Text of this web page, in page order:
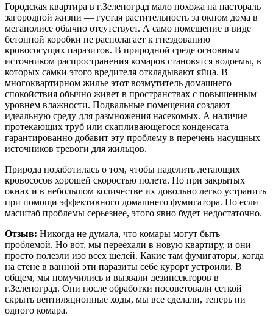
Городская квартира в г.Зеленоград мало похожа на пастораль
загородной жизни — густая растительность за окном дома в
мегаполисе обычно отсутствует. А само помещение в виде
бетонной коробки не располагает к гнездованию
кровососущих паразитов. В природной среде основным
источником распространения комаров становятся водоемы, в
которых самки этого вредителя откладывают яйца. В
многоквартирном жилье этот возмутитель домашнего
спокойствия обычно живет в пространствах с повышенным
уровнем влажности. Подвальные помещения создают
идеальную среду для размножения насекомых. А наличие
протекающих труб или скапливающегося конденсата
гарантированно добавит эту проблему в перечень насущных
источников тревоги для жильцов.
Природа позаботилась о том, чтобы наделить летающих
кровососов хорошей скоростью полета. Но при закрытых
окнах и в небольшом количестве их довольно легко устранить
при помощи эффективного домашнего фумигатора. Но если
масштаб проблемы серьезнее, этого явно будет недостаточно.
Отзыв: Никогда не думала, что комары могут быть
проблемой. Но вот, мы переехали в новую квартиру, и они
просто полезли изо всех щелей. Какие там фумигаторы, когда
на стене в ванной эти паразиты себе курорт устроили. В
общем, мы помучились и вызвали дезинсекторов в
г.Зеленоград. Они после обработки посоветовали сеткой
скрыть вентиляционные ходы, мы все сделали, теперь ни
одного комара.